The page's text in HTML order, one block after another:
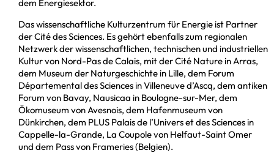
dem Energiesektor.
Das wissenschaftliche Kulturzentrum für Energie ist Partner
der Cité des Sciences. Es gehört ebenfalls zum regionalen
Netzwerk der wissenschaftlichen, technischen und industriellen
Kultur von Nord-Pas de Calais, mit der Cité Nature in Arras,
dem Museum der Naturgeschichte in Lille, dem Forum
Départemental des Sciences in Villeneuve d’Ascq, dem antiken
Forum von Bavay, Nausicaa in Boulogne-sur-Mer, dem
Ökomuseum von Avesnois, dem Hafenmuseum von
Dünkirchen, dem PLUS Palais de l’Univers et des Sciences in
Cappelle-la-Grande, La Coupole von Helfaut-Saint Omer
und dem Pass von Frameries (Belgien).